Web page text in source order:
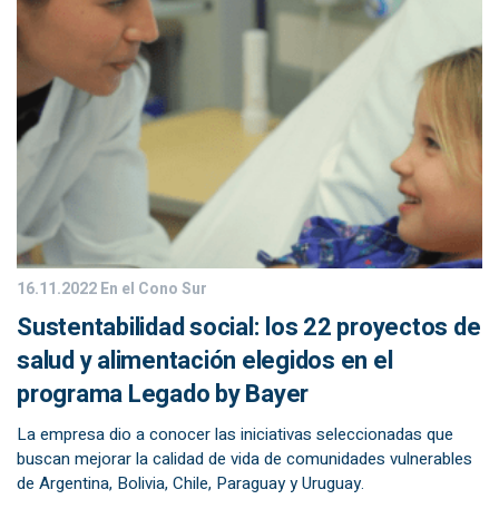
16.11.2022En el Cono Sur
Sustentabilidad social: los 22 proyectos de
salud y alimentación elegidos en el
programa Legado by Bayer
La empresa dio a conocer las iniciativas seleccionadas que
buscan mejorar la calidad de vida de comunidades vulnerables
de Argentina, Bolivia, Chile, Paraguay y Uruguay.